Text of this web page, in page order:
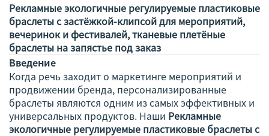
Рекламные экологичные регулируемые пластиковые
браслеты с застёжкой-клипсой для мероприятий,
вечеринок и фестивалей, тканевые плетёные
браслеты на запястье под заказ
Введение
Когда речь заходит о маркетинге мероприятий и
продвижении бренда, персонализированные
браслеты являются одним из самых эффективных и
универсальных продуктов. Наши Рекламные
экологичные регулируемые пластиковые браслеты с